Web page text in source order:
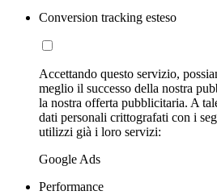
Conversion tracking esteso
Accettando questo servizio,
meglio il successo della nostra
la nostra offerta pubblicitaria. A
dati personali crittografati con i
utilizzi già i loro servizi:
Google Ads
Performance